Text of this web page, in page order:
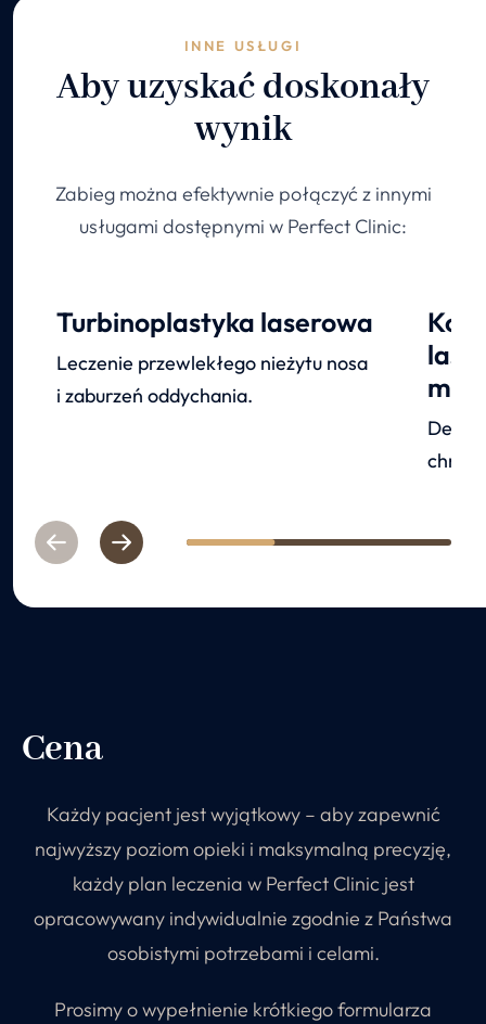
INNE USŁUGI
Aby uzyskać doskonały
wynik
Zabieg można efektywnie połączyć z innymi
usługami dostępnymi w Perfect Clinic:
Turbinoplastyka laserowa
Leczenie przewlekłego nieżytu nosa
i zaburzeń oddychania.
PreviousNext 1 2 3
Cena
Każdy pacjent jest wyjątkowy – aby zapewnić
najwyższy poziom opieki i maksymalną precyzję,
każdy plan leczenia w Perfect Clinic jest
opracowywany indywidualnie zgodnie z Państwa
osobistymi potrzebami i celami.
Prosimy o wypełnienie krótkiego formularza